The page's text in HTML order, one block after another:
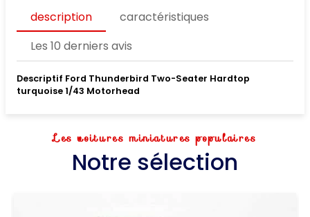
description
caractéristiques
Les 10 derniers avis
Descriptif Ford Thunderbird Two-Seater Hardtop
turquoise 1/43 Motorhead
Les voitures miniatures populaires
Notre sélection